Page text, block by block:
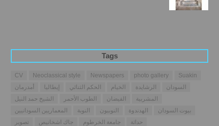
Tags
CV Neoclassical style Newspapers photo gallery
Suakin
أمدرمان
إيطاليا الحكم الثنائي الخيام الرشايدة
السودان
الشيخ حمد النيل
الطوب الأحمر الفيضان
المشربية
المعماريين السودانيين
النوبة النوبيون الهدندوة
بيوت السودان
تصوير
جاك اشخانيص جامعة الخرطوم
حداثة